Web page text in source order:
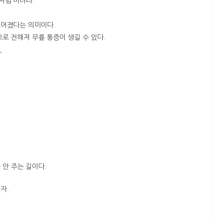
졌다는 의미이다.
전해져 무릎 통증이 생길 수 있다.
주는 길이다.
.